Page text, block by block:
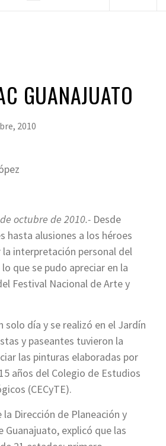
GUANAJUATO
2010
octubre de 2010.- Desde
hasta alusiones a los héroes
interpretación personal del
que se pudo apreciar en la
Festival Nacional de Arte y
solo día y se realizó en el Jardín
y paseantes tuvieron la
las pinturas elaboradas por
años del Colegio de Estudios
(CECyTE).
la Dirección de Planeación y
Guanajuato, explicó que las